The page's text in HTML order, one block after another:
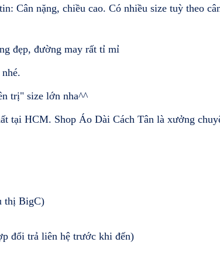
Cân nặng, chiều cao. Có nhiều size tuỳ theo
đẹp, đường may rất tỉ mỉ
trị" size lớn nha^^
tại HCM. Shop Áo Dài Cách Tân là xưởng
thị BigC)
đổi trả liên hệ trước khi đến)